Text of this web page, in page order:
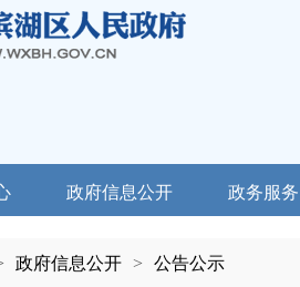
政府信息公开 政务服务
政府信息公开 > 公告公示